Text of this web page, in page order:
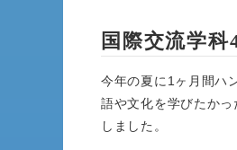
国際交流学
今年の夏に1ヶ月間ハ
語や文化を学びたか
しました。